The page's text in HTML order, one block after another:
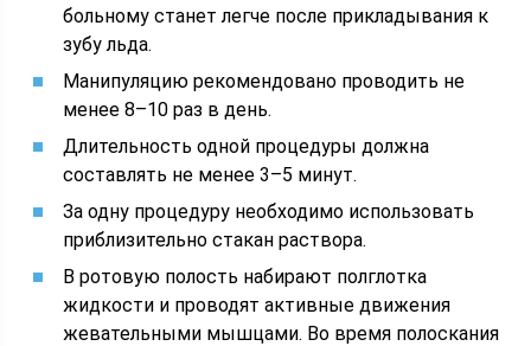
больному станет легче после прикладывания к
зубу льда.
Манипуляцию рекомендовано проводить не
менее 8–10 раз в день.
Длительность одной процедуры должна
составлять не менее 3–5 минут.
За одну процедуру необходимо использовать
приблизительно стакан раствора.
В ротовую полость набирают полглотка
жидкости и проводят активные движения
жевательными мышцами. Во время полоскания